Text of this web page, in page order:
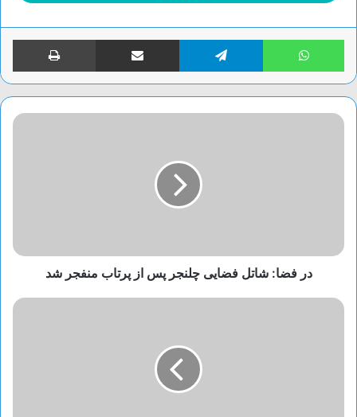
HP2 رونمایی کرد تا مطمئن شویم که با چنین
دوربینی سروکار خواهیم داشت.
این سنسور امکان فیلم‌برداری 8K با سرعت 30
فریم بر ثانیه را برای پرچمدار سامسونگ فراهم
می‌کند و همچنین می‌تواند رنگ‌ها را دقیق‌تر ثبت
قدرت گلکسی S23 اولترا و سایر اعضای این
واتس آپ تلگرام اشتراک گذاری از طریق ایمیل
در فضا: شاتل فضایی چلنجر پس از پرتاب منفجر شد